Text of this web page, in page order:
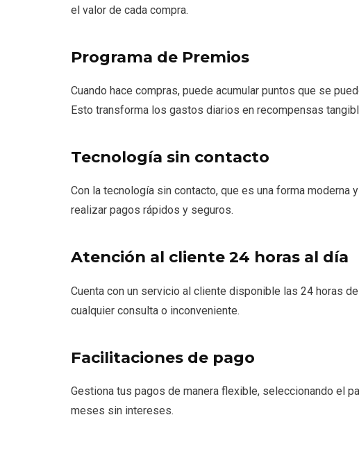
el valor de cada compra.
Programa de Premios
Cuando hace compras, puede acumular puntos que se
Esto transforma los gastos diarios en recompensas
Tecnología sin contacto
Con la tecnología sin contacto, que es una forma
realizar pagos rápidos y seguros.
Atención al cliente 24 horas al día
Cuenta con un servicio al cliente disponible las 24 horas
cualquier consulta o inconveniente.
Facilitaciones de pago
Gestiona tus pagos de manera flexible, seleccionando el
meses sin intereses.